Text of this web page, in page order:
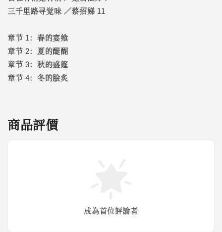
三千里路寻觉味 ／蔡招娣 11
章节 1：春的宴飨
章节 2：夏的醍醐
章节 3：秋的盛筵
章节 4：冬的脍炙
商品評價
成為首位評論者